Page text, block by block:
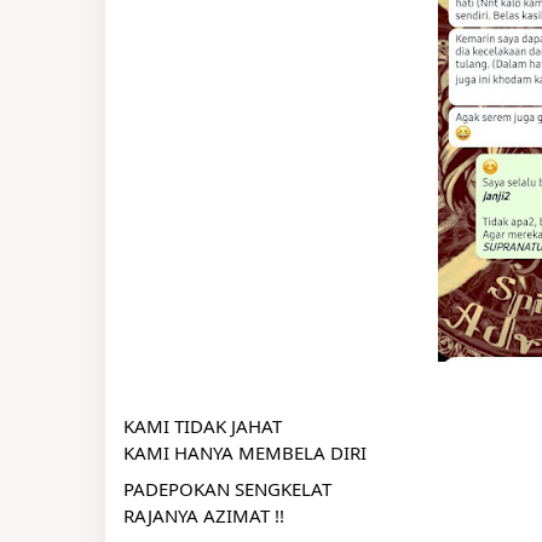
KAMI TIDAK JAHAT
KAMI HANYA MEMBELA DIRI
PADEPOKAN SENGKELAT
RAJANYA AZIMAT !!